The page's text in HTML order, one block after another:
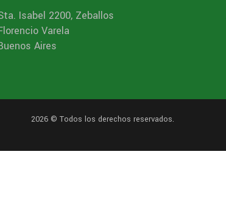
Isabel 2200, Zeballos
Varela
Aires
2026 © Todos los derechos reservados.